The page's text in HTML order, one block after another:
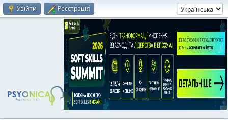
Увійти Реєстрація